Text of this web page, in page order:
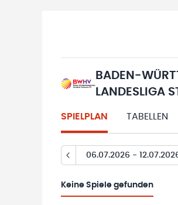
BADEN-
LANDESLIGA
SPIELPLAN TABELLEN
06.07.2026 -
Keine Spiele gefunden